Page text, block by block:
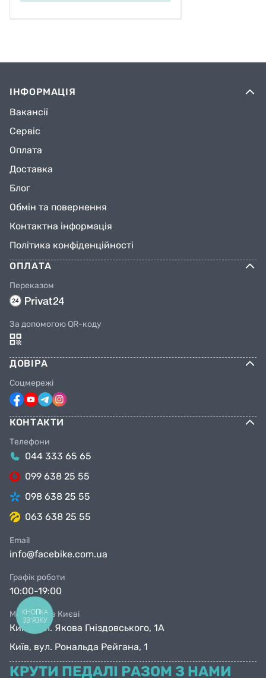
ІНФОРМАЦІЯ
Вакансії
Сервіс
Оплата
Доставка
Блог
Обмін та повернення
Контактна інформація
Політика конфіденційності
ОПЛАТА
Переказом
За допомогою QR-коду
ДОВІРА
Соцмережі
КОНТАКТИ
Телефони
044 333 65 65
099 638 25 55
098 638 25 55
063 638 25 55
Email
info@facebike.com.ua
Графік роботи
10:00-19:00
Магазини в Києві
Київ, вул. Якова Гніздовського, 1А
Київ, вул. Рональда Рейгана, 1
КРУТИ ПЕДАЛІ РАЗОМ З НАМИ
КНОПКА
ЗВ'ЯЗКУ